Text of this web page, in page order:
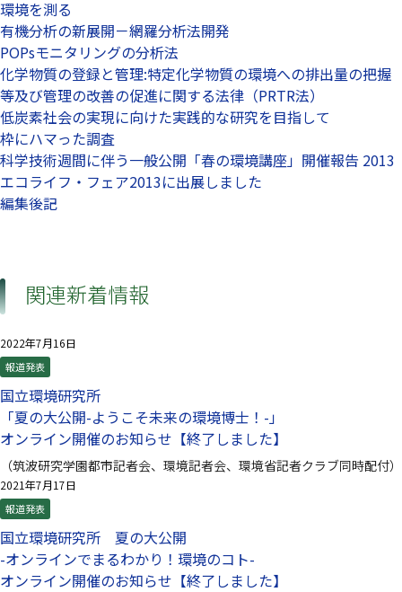
環境を測る
有機分析の新展開－網羅分析法開発
POPsモニタリングの分析法
化学物質の登録と管理:特定化学物質の環境への排出量の把握
等及び管理の改善の促進に関する法律（PRTR法）
低炭素社会の実現に向けた実践的な研究を目指して
枠にハマった調査
科学技術週間に伴う一般公開「春の環境講座」開催報告 2013
エコライフ・フェア2013に出展しました
編集後記
関連新着情報
2022年7月16日
報道発表
国立環境研究所
「夏の大公開-ようこそ未来の環境博士！-」
オンライン開催のお知らせ【終了しました】
（筑波研究学園都市記者会、環境記者会、環境省記者クラブ同時配付）
2021年7月17日
報道発表
国立環境研究所 夏の大公開
-オンラインでまるわかり！環境のコト-
オンライン開催のお知らせ【終了しました】